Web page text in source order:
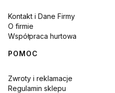
Kontakt i Dane Firmy
O firmie
Współpraca hurtowa
POMOC
Zwroty i reklamacje
Regulamin sklepu